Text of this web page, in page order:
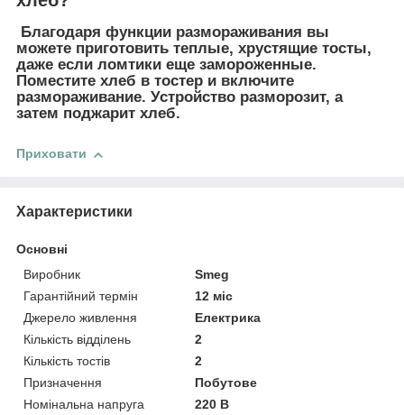
Благодаря функции размораживания вы
можете приготовить теплые, хрустящие тосты,
даже если ломтики еще замороженные.
Поместите хлеб в тостер и включите
размораживание. Устройство разморозит, а
затем поджарит хлеб.
Приховати
Характеристики
Основні
Виробник
Smeg
Гарантійний термін
12 міс
Джерело живлення
Електрика
Кількість відділень
2
Кількість тостів
2
Призначення
Побутове
Номінальна напруга
220 В